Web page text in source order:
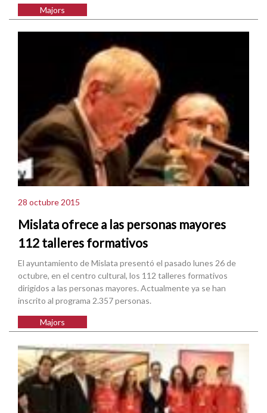
Majors
28 octubre 2015
Mislata ofrece a las personas mayores
112 talleres formativos
El ayuntamiento de Mislata presentó el pasado lunes 26 de
octubre, en el centro cultural, los 112 talleres formativos
dirigidos a las personas mayores. Actualmente ya se han
inscrito al programa 2.357 personas.
Majors